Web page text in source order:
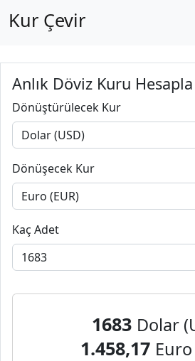
Kur Çevir
Anlık Döviz Kuru Hesapla
Dönüştürülecek Kur
Dönüşecek Kur
Kaç Adet
1683 Dolar
1.458,17 Euro